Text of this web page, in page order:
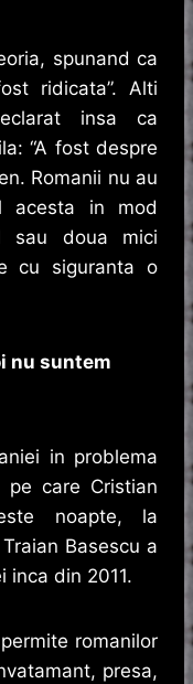
spunand ca
ridicata”. Alti
insa ca
“A fost despre
Romanii nu au
acesta in mod
sau doua mici
cu siguranta o
nu suntem
in problema
care Cristian
noapte, la
Basescu a
inca din 2011.
romanilor
presa,